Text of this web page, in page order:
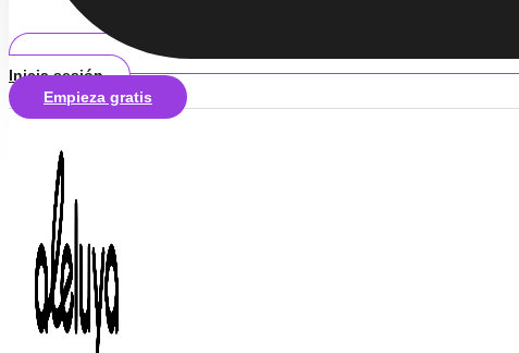
Inicia sesión
Empieza gratis